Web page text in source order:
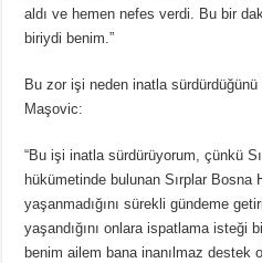
aldı ve hemen nefes verdi. Bu bir
biriydi benim.”
Bu zor işi neden inatla
Maşovic:
“Bu işi inatla sürdürüyorum, çünkü
hükümetinde bulunan Sırplar Bosna
yaşanmadığını sürekli gündeme
yaşandığını onlara ispatlama isteği
benim ailem bana inanılmaz destek